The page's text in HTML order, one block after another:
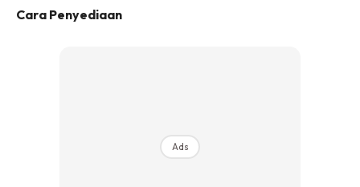
Cara Penyediaan
Ads